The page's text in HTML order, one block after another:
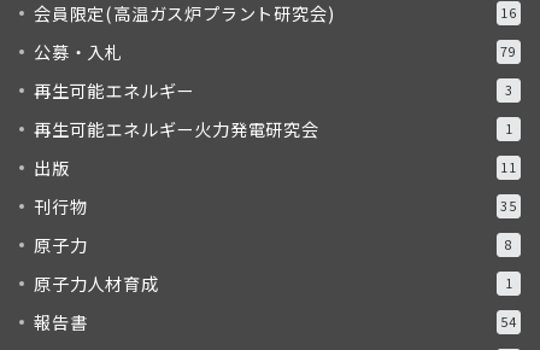
会員限定(高温ガス炉プラント研究会) 16
公募・入札 79
再生可能エネルギー 3
再生可能エネルギー火力発電研究会 1
出版 11
刊行物 35
原子力 8
原子力人材育成 1
報告書 54